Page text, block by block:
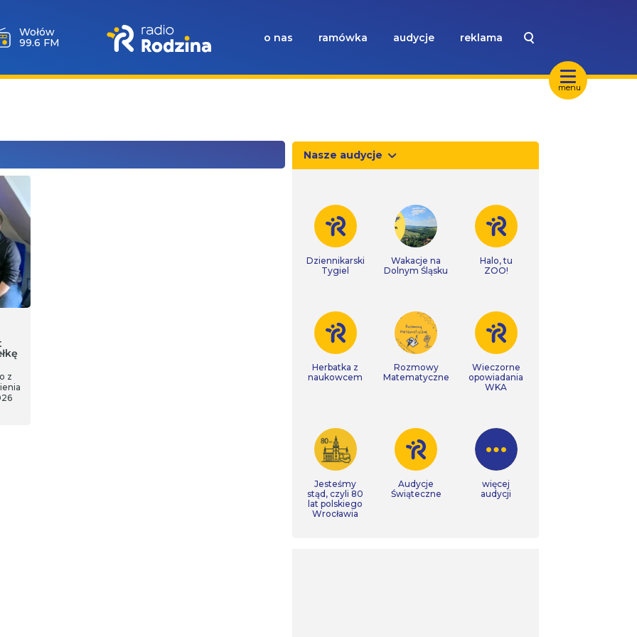
menu
Wołów
99.6 FM
o nas ramówka audycje reklama
z
Nasze audycje
Dziennikarski
Tygiel
Wakacje na
Dolnym Śląsku
Halo, tu
ZOO!
Herbatka z
naukowcem
Rozmowy
Matematyczne
Wieczorne
opowiadania
WKA
Jesteśmy
stąd, czyli 80
lat polskiego
Wrocławia
Audycje
Świąteczne
więcej
audycji